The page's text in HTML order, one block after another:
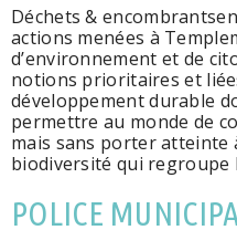
Déchets &
actions menées à
d’environnement et de
notions prioritaires et
développement durable
permettre au monde de
mais sans porter atteinte
biodiversité qui regroupe
POLICE